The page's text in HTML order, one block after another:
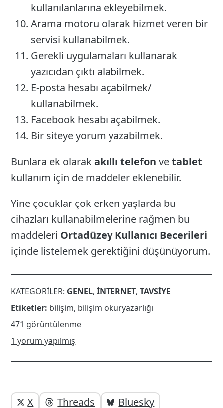
kullanılanlarına ekleyebilmek.
Arama motoru olarak hizmet veren bir
servisi kullanabilmek.
Gerekli uygulamaları kullanarak
yazıcıdan çıktı alabilmek.
E-posta hesabı açabilmek/
kullanabilmek.
Facebook hesabı açabilmek.
Bir siteye yorum yazabilmek.
Bunlara ek olarakakıllı telefon vetablet
kullanım için de maddeler eklenebilir.
Yine çocuklar çok erken yaşlarda bu
cihazları kullanabilmelerine rağmen bu
maddeleri Ortadüzey Kullanıcı Becerileri
içinde listelemek gerektiğini düşünüyorum.
KATEGORILER: GENEL,INTERNET,TAVSIYE
Etiketler: bilişim, bilişim okuryazarlığı
471 görüntülenme
1 yorum yapılmış
Yazı
Yazıyı
X Threads Bluesky